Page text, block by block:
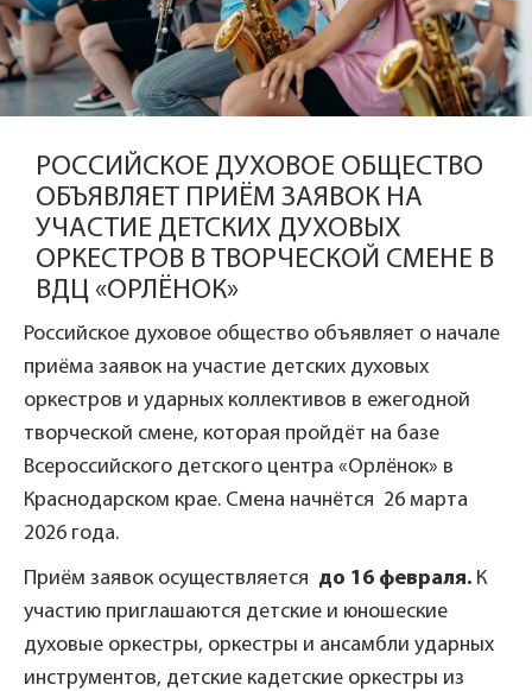
РОССИЙСКОЕ ДУХОВОЕ ОБЩЕСТВО
ОБЪЯВЛЯЕТ ПРИЁМ ЗАЯВОК НА
УЧАСТИЕ ДЕТСКИХ ДУХОВЫХ
ОРКЕСТРОВ В ТВОРЧЕСКОЙ СМЕНЕ В
ВДЦ «ОРЛЁНОК»
Российское духовое общество объявляет о начале
приёма заявок на участие детских духовых
оркестров и ударных коллективов в ежегодной
творческой смене, которая пройдёт на базе
Всероссийского детского центра «Орлёнок» в
Краснодарском крае. Смена начнётся 26 марта
2026 года.
Приём заявок осуществляется до 16 февраля. К
участию приглашаются детские и юношеские
духовые оркестры, оркестры и ансамбли ударных
инструментов, детские кадетские оркестры из